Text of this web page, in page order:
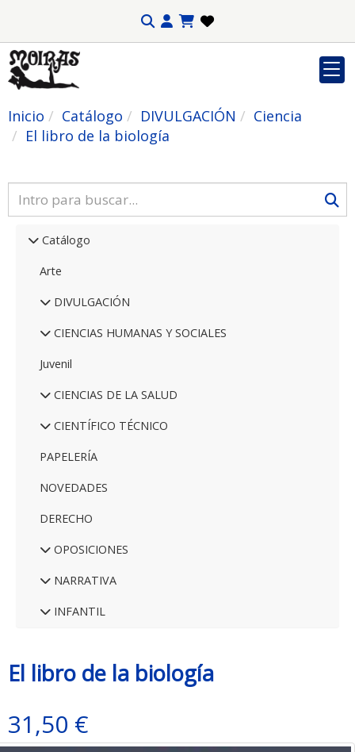
Inicio Catálogo DIVULGACIÓN
Ciencia
El libro de la biología
Catálogo
Arte
DIVULGACIÓN
CIENCIAS HUMANAS Y SOCIALES
Juvenil
CIENCIAS DE LA SALUD
CIENTÍFICO TÉCNICO
PAPELERÍA
NOVEDADES
DERECHO
OPOSICIONES
NARRATIVA
INFANTIL
El libro de la biología
31,50 €